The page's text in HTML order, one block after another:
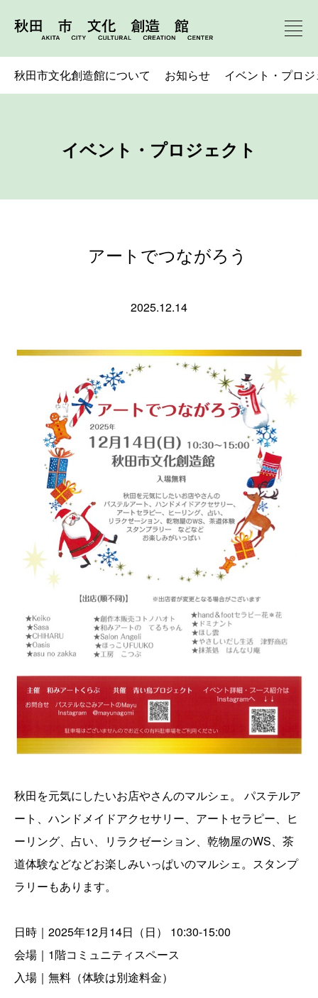
秋田市文化創造館について お知らせ イベント・プロ
イベント・プロジェクト
アートでつながろう
2025.12.14
秋田を元気にしたいお店やさんのマルシェ。 パステルア
ート、ハンドメイドアクセサリー、アートセラピー、ヒ
ーリング、占い、リラクゼーション、乾物屋のWS、茶
道体験などなどお楽しみいっぱいのマルシェ。スタンプ
ラリーもあります。
日時｜2025年12月14日（日） 10:30-15:00
会場｜1階コミュニティスペース
入場｜無料（体験は別途料金）